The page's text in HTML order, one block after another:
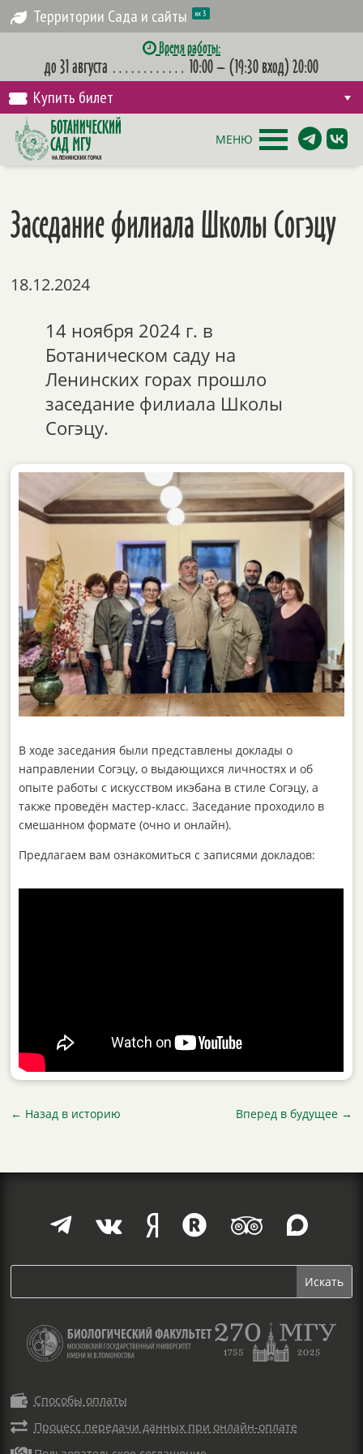
Территории Сада и сайты их 3
Время работы:
до 31 августа ………… 10:00 – (19:30 вход) 20:00
Купить билет
МЕНЮ
Заседание филиала Школы Согэцу
18.12.2024
14 ноября 2024 г. в
Ботаническом саду на
Ленинских горах прошло
заседание филиала Школы
Согэцу.
В ходе заседания были представлены доклады о
направлении Согэцу, о выдающихся личностях и об
опыте работы с искусством икэбана в стиле Согэцу, а
также проведён мастер-класс. Заседание проходило в
смешанном формате (очно и онлайн).
Предлагаем вам ознакомиться с записями докладов:
← Назад в историю Вперед в будущее→
     
 Способы оплаты
 Процесс передачи данных при онлайн-оплате